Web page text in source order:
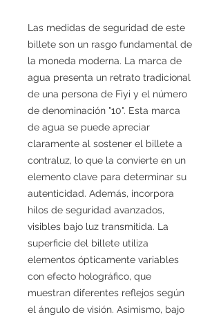
Las medidas de seguridad de este
billete son un rasgo fundamental de
la moneda moderna. La marca de
agua presenta un retrato tradicional
de una persona de Fiyi y el número
de denominación "10". Esta marca
de agua se puede apreciar
claramente al sostener el billete a
contraluz, lo que la convierte en un
elemento clave para determinar su
autenticidad. Además, incorpora
hilos de seguridad avanzados,
visibles bajo luz transmitida. La
superficie del billete utiliza
elementos ópticamente variables
con efecto holográfico, que
muestran diferentes reflejos según
el ángulo de visión. Asimismo, bajo